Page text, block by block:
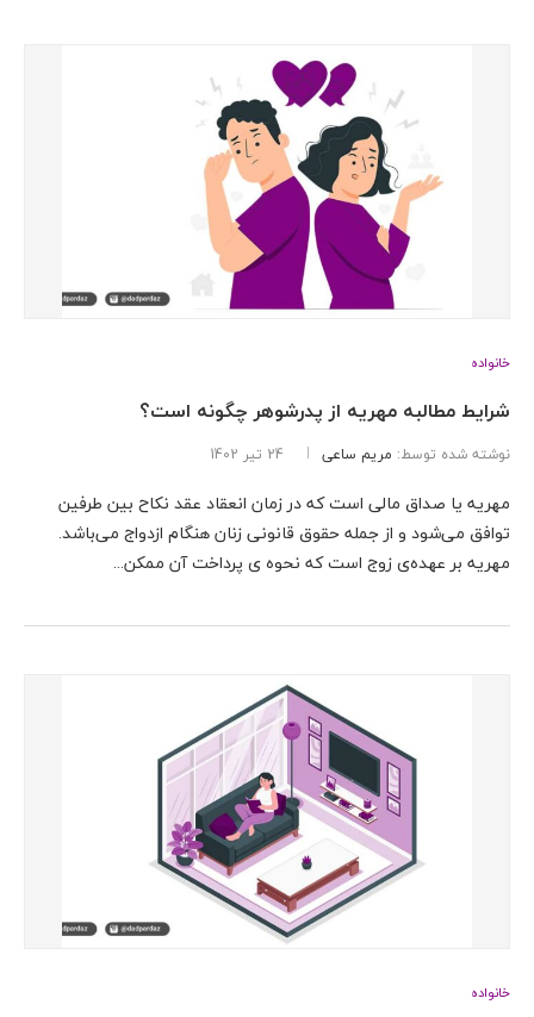
خانواده
شرایط مطالبه مهریه از پدرشوهر چگونه است؟
نوشته شده توسط: مریم ساعی 24 تیر 1402
مهریه یا صداق مالی است که در زمان انعقاد عقد نکاح بین طرفین
توافق می‌شود و از جمله حقوق قانونی زنان هنگام ازدواج می‌باشد.
مهریه بر عهده‌ی زوج است که نحوه ی پرداخت آن ممکن...
خانواده